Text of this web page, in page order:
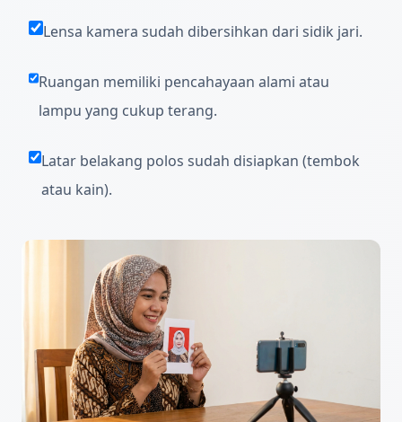
Lensa kamera sudah dibersihkan dari sidik jari.
Ruangan memiliki pencahayaan alami atau
lampu yang cukup terang.
Latar belakang polos sudah disiapkan (tembok
atau kain).